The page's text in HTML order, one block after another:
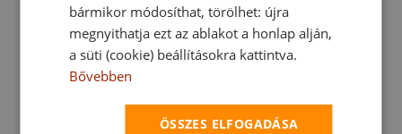
BŐVEBBEN
bármikor módosíthat, törölhet: újra
megnyithatja ezt az ablakot a honlap alján,
a süti (cookie) beállításokra kattintva.
Bővebben
ÖSSZES ELFOGADÁSA